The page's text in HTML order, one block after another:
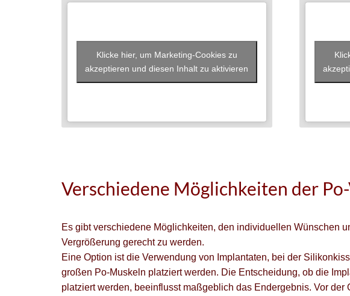
Klicke hier, um Marketing-Cookies zu
akzeptieren und diesen Inhalt zu aktivieren
Verschiedene Möglichkeiten der
Es gibt verschiedene Möglichkeiten, den individuellen Wünschen
Vergrößerung gerecht zu werden.
Eine Option ist die Verwendung von Implantaten, bei der
großen Po-Muskeln platziert werden. Die Entscheidung, ob die
platziert werden, beeinflusst maßgeblich das Endergebnis. Vor der